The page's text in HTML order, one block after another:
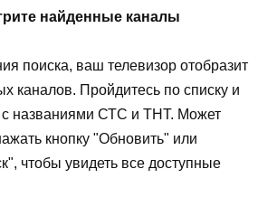
найденные каналы
поиска, ваш телевизор отобразит
каналов. Пройдитесь по списку и
с названиями СТС и ТНТ. Может
кнопку "Обновить" или
чтобы увидеть все доступные